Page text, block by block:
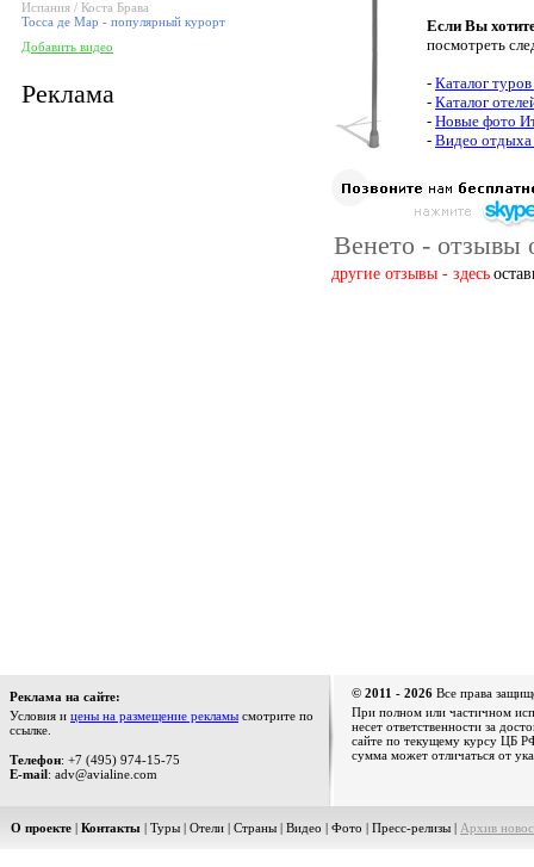
Испания / Коста Брава
Тосса де Мар - популярный курорт
Добавить видео
Реклама
Если Вы
посмотреть
- Каталог
- Каталог
- Новые фото
- Видео отдыха
Венето - отзывы
другие отзывы - здесь
Реклама на сайте:
Условия и цены на размещение рекламы смотрите по
ссылке.
Телефон: +7 (495) 974-15-75
E-mail: adv@avialine.com
© 2011 - 2026 Все права
При полном или частичном
несет ответственности за
сайте по текущему курсу ЦБ
сумма может отличаться от
О проекте | Контакты | Туры | Отели | Страны | Видео | Фото | Пресс-релизы | Архив